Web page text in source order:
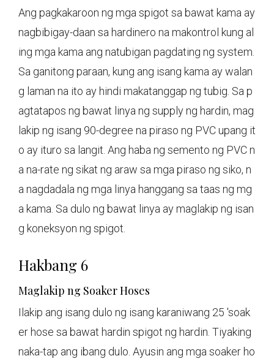
Ang pagkakaroon ng mga spigot sa bawat kama ay
nagbibigay-daan sa hardinero na makontrol kung al
ing mga kama ang natubigan pagdating ng system.
Sa ganitong paraan, kung ang isang kama ay walan
g laman na ito ay hindi makatanggap ng tubig. Sa p
agtatapos ng bawat linya ng supply ng hardin, mag
lakip ng isang 90-degree na piraso ng PVC upang it
o ay ituro sa langit. Ang haba ng semento ng PVC n
a na-rate ng sikat ng araw sa mga piraso ng siko, n
a nagdadala ng mga linya hanggang sa taas ng mg
a kama. Sa dulo ng bawat linya ay maglakip ng isan
g koneksyon ng spigot.
Hakbang 6
Maglakip ng Soaker Hoses
Ilakip ang isang dulo ng isang karaniwang 25 'soak
er hose sa bawat hardin spigot ng hardin. Tiyaking
naka-tap ang ibang dulo. Ayusin ang mga soaker ho